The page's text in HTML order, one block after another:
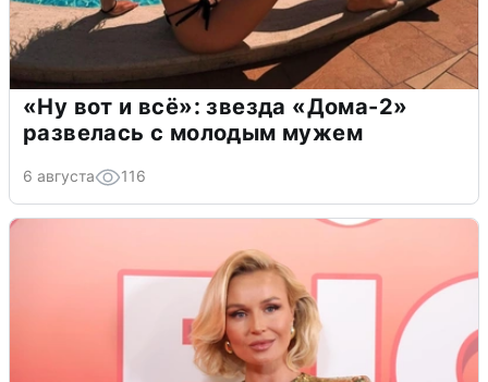
«Ну вот и всё»: звезда «Дома-2»
развелась с молодым мужем
6 августа 116